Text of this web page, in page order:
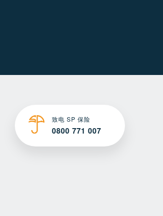
致电 SP 保险
0800 771 007